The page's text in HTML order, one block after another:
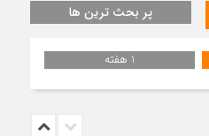
پر بحث ترین ها
1 هفته